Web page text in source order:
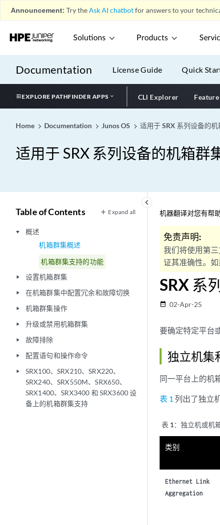
Announcement: Try theAsk AI chatbotfor answers to your
Solutions Products
Documentation License Guide Quick
EXPLORE PATHFINDER APPS CLI Explorer
Home Documentation Junos OS 适用于 SRX 系列设备的
适用于 SRX 系列设备的机箱群
keyboard_arrow_left
Table of Contents Expand all
play_arrow
概述
机箱群集概述
机箱群集支持的功能
play_arrow 设置机箱群集
play_arrow 在机箱群集中配置冗余和故障切换
play_arrow 机箱群集操作
play_arrow 升级或禁用机箱群集
play_arrow 故障排除
play_arrow 配置语句和操作命令
play_arrow
SRX100、SRX210、SRX220、
SRX240、SRX550M、SRX650、
SRX1400、SRX3400 和 SRX3600 设
备上的机箱群集支持
机器翻译对您有帮
免责声明:
我们将使用第
证其准确性。
SRX 系
date_range 02-Apr-25
要确定特定平台
独立机集
同一平台上的机
表 1 列出了独立
表 1： 独立机或机
类别
Ethernet Link
Aggregation